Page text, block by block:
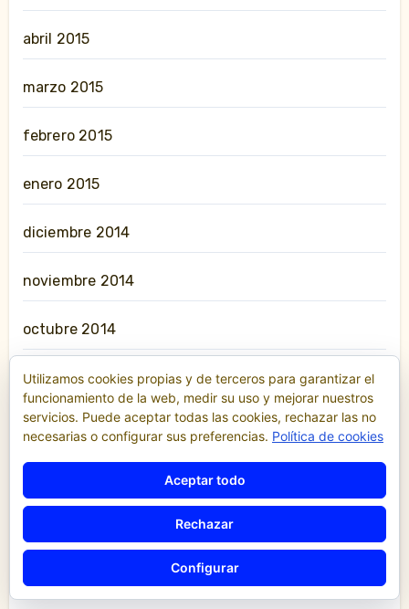
abril 2015
marzo 2015
febrero 2015
enero 2015
diciembre 2014
noviembre 2014
octubre 2014
septiembre 2014
agosto 2014
Utilizamos cookies propias y de terceros para garantizar el
funcionamiento de la web, medir su uso y mejorar nuestros
servicios. Puede aceptar todas las cookies, rechazar las no
necesarias o configurar sus preferencias. Política de cookies
Aceptar todo
Rechazar
Configurar